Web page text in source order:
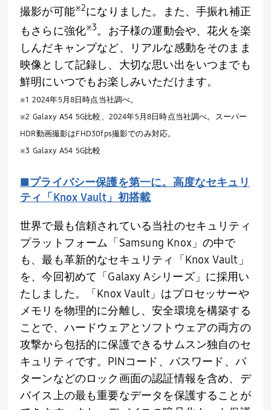
撮影が可能※2になりました。また、手振れ補正
もさらに強化※3。お子様の運動会や、花火を楽
しんだキャンプなど、リアルな感動をそのまま
映像として記録し、大切な思い出をいつまでも
鮮明にいつでもお楽しみいただけます。
※1 2024年5月8日時点当社調べ。
※2 Galaxy A54 5G比較、 2024年5月8日時点当社調べ。スーパー
HDR動画撮影はFHD30fps撮影でのみ対応。
※3 Galaxy A54 5G比較
■プライバシー保護を第一に。高度なセキュリ
ティ「 Knox Vault 」初搭載
世界で最も信頼されている当社のセキュリティ
プラットフォーム「 Samsung Knox 」の中で
も、最も革新的なセキュリティ「 Knox Vault 」
を、今回初めて「 Galaxy Aシリーズ」に採用い
たしました。「 Knox Vault 」はプロセッサーや
メモリを物理的に分離し、安全環境を構築する
ことで、ハードウェアとソフトウェアの両方の
攻撃から包括的に保護できるサムスン独自のセ
キュリティです。 PINコード、パスワード、パ
ターンなどのロック画面の認証情報を含め、デ
バイス上の最も重要なデータを保護することが